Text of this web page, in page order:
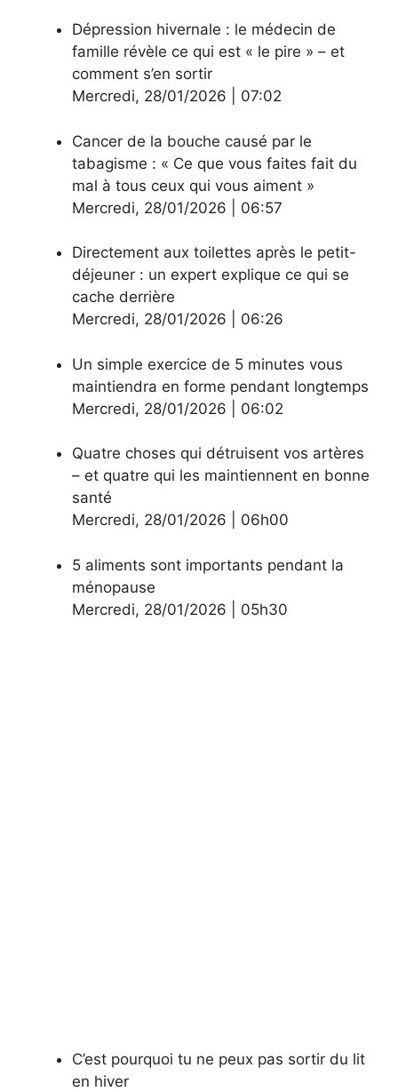
Dépression hivernale : le médecin de
famille révèle ce qui est « le pire » – et
comment s’en sortir
Mercredi, 28/01/2026 07:02
Cancer de la bouche causé par le
tabagisme : « Ce que vous faites fait du
mal à tous ceux qui vous aiment »
Mercredi, 28/01/2026 06:57
Directement aux toilettes après le petit-
déjeuner : un expert explique ce qui se
cache derrière
Mercredi, 28/01/2026 06:26
Un simple exercice de 5 minutes vous
maintiendra en forme pendant longtemps
Mercredi, 28/01/2026 06:02
Quatre choses qui détruisent vos artères
– et quatre qui les maintiennent en bonne
santé
Mercredi, 28/01/2026 06h00
5 aliments sont importants pendant la
ménopause
Mercredi, 28/01/2026 05h30
C’est pourquoi tu ne peux pas sortir du lit
en hiver